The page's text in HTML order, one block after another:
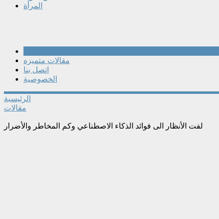
المرأة
مقالات متميزه
اتصل بنا
الخصوصية
الرئيسية
مقالات
لفت الأنظار الى فوائد الذكاء الاصطناعي وكم المخاطر والأضرار